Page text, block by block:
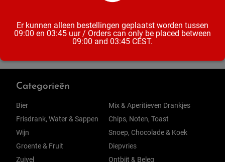
Categorieën
Bier
Frisdrank, Water & Sappen
Wijn
Groente & Fruit
Zuivel
Mix & Aperitieven Drankjes
Chips, Noten, Toast
Snoep, Chocolade & Koek
Diepvries
Ontbijt & Beleg
Er kunnen alleen bestellingen geplaatst worden tussen
09:00 en 03:45 uur / Orders can only be placed between
09:00 and 03:45 CEST.